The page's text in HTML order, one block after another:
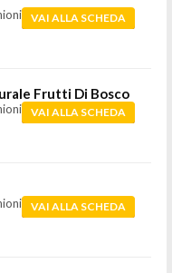
VAI ALLA SCHEDA
Frutti Di Bosco
VAI ALLA SCHEDA
VAI ALLA SCHEDA